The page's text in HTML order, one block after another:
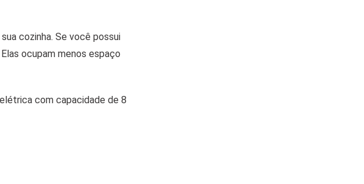
cozinha. Se você possui
Elas ocupam menos espaço
com capacidade de 8